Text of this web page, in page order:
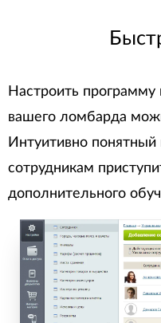
Настроить программу
вашего ломбарда
Интуитивно
сотрудникам
дополнительного